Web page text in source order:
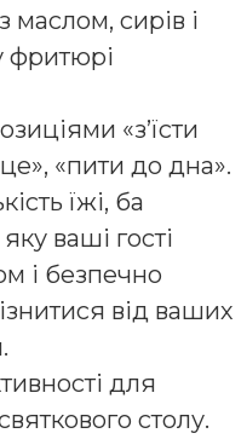
маслом, сирів і
фритюрі
«з’їсти
«пити до дна».
їжі, ба
ваші гості
і безпечно
від ваших
для
столу.